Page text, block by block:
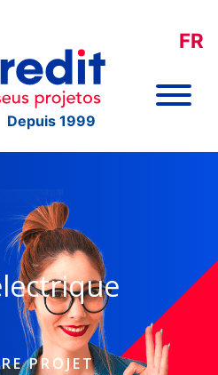
Depuis 1999
FR
PROJET